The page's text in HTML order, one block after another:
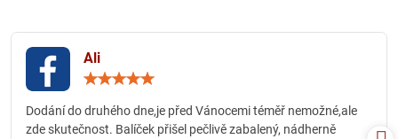
Ali
5
Dodání do druhého dne,je před Vánocemi téměř nemožné,ale
zde skutečnost. Balíček přišel pečlivě zabalený, nádherně